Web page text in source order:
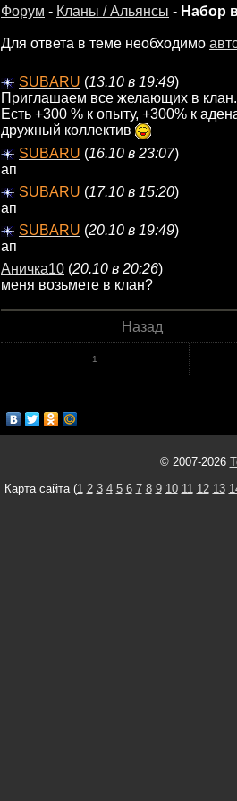
Форум - Кланы / Альянсы - Набор
Для ответа в теме необходимо
SUBARU (13.10 в 19:49)
Приглашаем все желающих в
Есть +300 % к опыту, +300% к
дружный коллектив
SUBARU (16.10 в 23:07)
ап
SUBARU (17.10 в 15:20)
ап
SUBARU (20.10 в 19:49)
ап
Аничка10 (20.10 в 20:26)
меня возьмете в клан?
Назад
1
© 2007-2026
Карта сайта (1 2 3 4 5 6 7 8 9 10 11 12 13